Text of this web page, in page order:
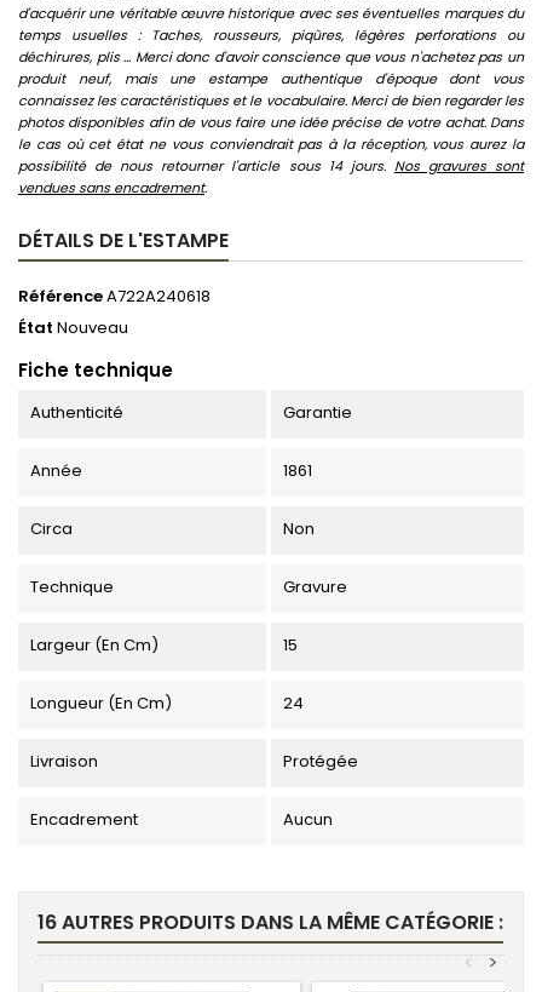
d'acquérir une véritable œuvre historique avec ses éventuelles marques du
temps usuelles : Taches, rousseurs, piqûres, légères perforations ou
déchirures, plis ... Merci donc d'avoir conscience que vous n'achetez pas un
produit neuf, mais une estampe authentique d'époque dont vous
connaissez les caractéristiques et le vocabulaire. Merci de bien regarder les
photos disponibles afin de vous faire une idée précise de votre achat. Dans
le cas où cet état ne vous conviendrait pas à la réception, vous aurez la
possibilité de nous retourner l'article sous 14 jours. Nos gravures sont
vendues sans encadrement.
DÉTAILS DE L'ESTAMPE
RéférenceA722A240618
État Nouveau
Fiche technique
Authenticité Garantie
Année 1861
Circa Non
Technique Gravure
Largeur (en Cm) 15
Longueur (en Cm) 24
Livraison Protégée
Encadrement Aucun
16 AUTRES PRODUITS DANS LA MÊME CATÉGORIE :
>
<